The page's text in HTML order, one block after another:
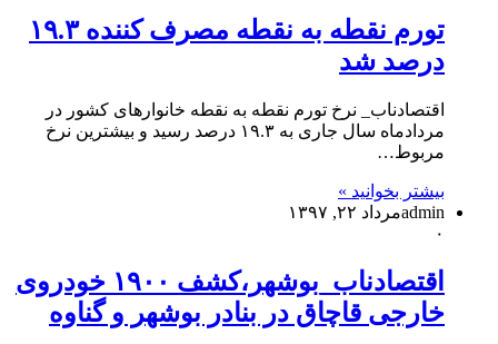
تورم نقطه به نقطه مصرف کننده ۱۹.۳
درصد شد
اقتصادناب_ نرخ تورم نقطه به نقطه خانوارهای کشور در
مردادماه سال جاری به ۱۹.۳ درصد رسید و بیشترین نرخ
مربوط…
بیشتر بخوانید »
adminمرداد ۲۲, ۱۳۹۷
۰
اقتصادناب_بوشهر،کشف ۱۹۰۰ خودروی
خارجی قاچاق در بنادر بوشهر و گناوه